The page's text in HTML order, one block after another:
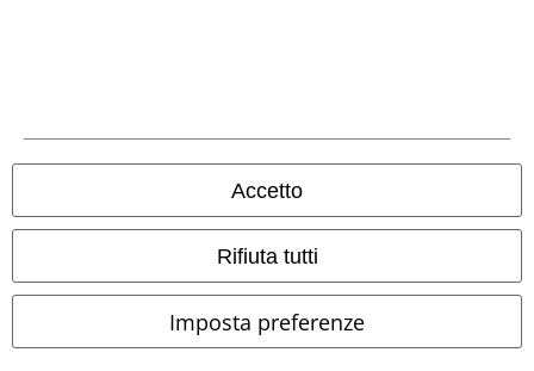
Accetto
Rifiuta tutti
Imposta preferenze
Gli altri shop EMP nel mondo